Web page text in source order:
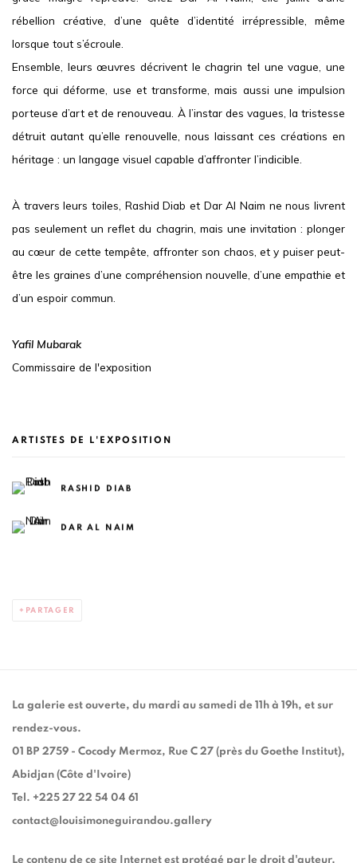
rébellion créative, d’une quête d’identité irrépressible, même
lorsque tout s’écroule.
Ensemble, leurs œuvres décrivent le chagrin tel une vague, une
force qui déforme, use et transforme, mais aussi une impulsion
porteuse d’art et de renouveau. À l’instar des vagues, la tristesse
détruit autant qu’elle renouvelle, nous laissant ces créations en
héritage : un langage visuel capable d’affronter l’indicible.
À travers leurs toiles, Rashid Diab et Dar Al Naim ne nous livrent
pas seulement un reflet du chagrin, mais une invitation : plonger
au cœur de cette tempête, affronter son chaos, et y puiser peut-
être les graines d’une compréhension nouvelle, d’une empathie et
d’un espoir commun.
Yafil Mubarak
Commissaire de l'exposition
ARTISTES DE L'EXPOSITION
RASHID DIAB
DAR AL NAIM
PARTAGER
La galerie est ouverte, du mardi au samedi de 11h à 19h, et sur
rendez-vous.
01 BP 2759 - Cocody Mermoz, Rue C 27 (près du Goethe Institut),
Abidjan (Côte d'Ivoire)
Tel. +225 27 22 54 04 61
contact@louisimoneguirandou.gallery
Le contenu de ce site Internet est protégé par le droit d'auteur.